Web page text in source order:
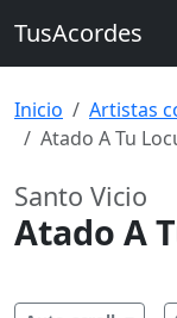
TusAcordes
Inicio Artistas
Atado A Tu
Santo Vicio
Atado A